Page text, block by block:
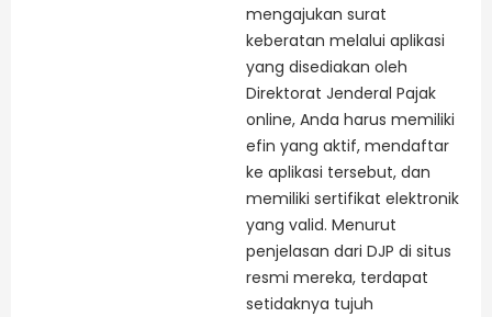
mengajukan surat
keberatan melalui aplikasi
yang disediakan oleh
Direktorat Jenderal Pajak
online, Anda harus memiliki
efin yang aktif, mendaftar
ke aplikasi tersebut, dan
memiliki sertifikat elektronik
yang valid. Menurut
penjelasan dari DJP di situs
resmi mereka, terdapat
setidaknya tujuh